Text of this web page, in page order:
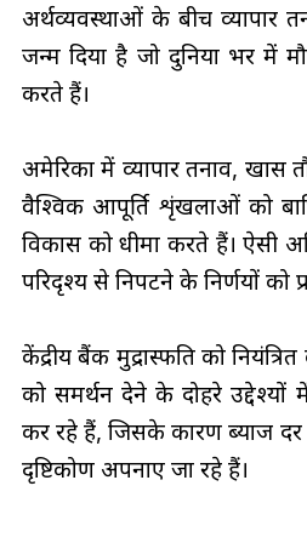
अर्थव्यवस्थाओं के बीच व्यापार
जन्म दिया है जो दुनिया भर में
करते हैं।
अमेरिका में व्यापार तनाव, खास
वैश्विक आपूर्ति शृंखलाओं को
विकास को धीमा करते हैं। ऐसी
परिदृश्य से निपटने के निर्णयों को
केंद्रीय बैंक मुद्रास्फीति को
को समर्थन देने के दोहरे उद्देश्यों
कर रहे हैं, जिसके कारण ब्याज दर
दृष्टिकोण अपनाए जा रहे हैं।